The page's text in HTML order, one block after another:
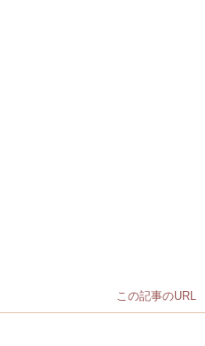
この記事のURL